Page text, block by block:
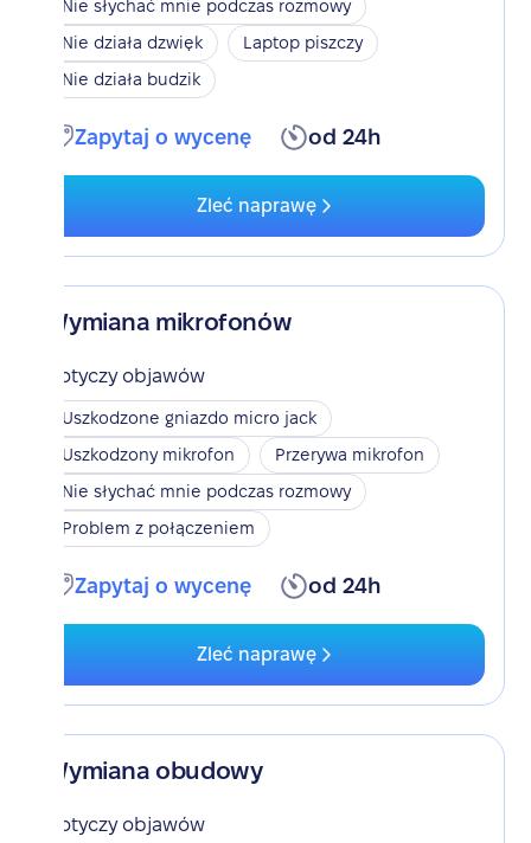
Nie słychać mnie podczas rozmowy
Nie działa dzwięk
Laptop piszczy
Nie działa budzik
Zapytaj o wycenę od 24h
Zleć naprawę
Wymiana mikrofonów
Dotyczy objawów
Uszkodzone gniazdo micro jack
Uszkodzony mikrofon
Przerywa mikrofon
Nie słychać mnie podczas rozmowy
Problem z połączeniem
Zapytaj o wycenę od 24h
Zleć naprawę
Wymiana obudowy
Dotyczy objawów